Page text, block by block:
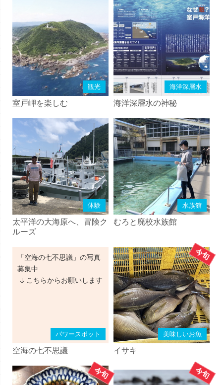
観光
室戸岬を楽しむ
海洋深層水
海洋深層水の神秘
体験
太平洋の大海原へ、冒険ク
ルーズ
水族館
むろと廃校水族館
「空海の七不思議」の写真
募集中
こちらからお願いします
パワースポット
空海の七不思議
美味しいお魚
イサキ